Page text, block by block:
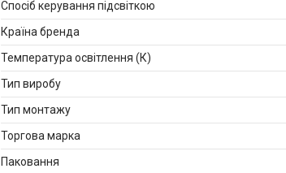
Спосіб керування підсвіткою
Країна бренда
Температура освітлення (К)
Тип виробу
Тип монтажу
Торгова марка
Паковання